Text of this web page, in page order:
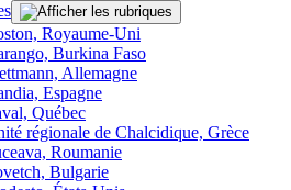
Royaume-Uni
Burkina Faso
Allemagne
Espagne
Québec
régionale de Chalcidique, Grèce
Roumanie
Bulgarie